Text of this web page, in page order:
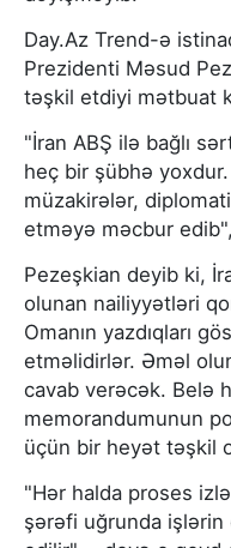
Day.Az Trend-ə
Prezidenti Məsud
təşkil etdiyi mətbuat
"İran ABŞ ilə bağlı
heç bir şübhə yoxdur.
müzakirələr,
etməyə məcbur
Pezeşkian deyib ki,
olunan nailiyyətləri
Omanın yazdıqları
etməlidirlər. Əməl
cavab verəcək. Belə
memorandumunun
üçün bir heyət təşkil
"Hər halda proses
şərəfi uğrunda